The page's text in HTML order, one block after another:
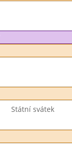
Státní svátek